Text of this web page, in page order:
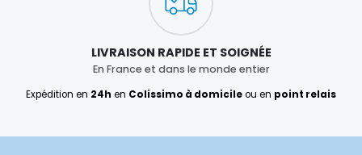
LIVRAISON RAPIDE ET SOIGNÉE
En France et dans le monde entier
Expédition en 24h en Colissimo à domicileou en point relais